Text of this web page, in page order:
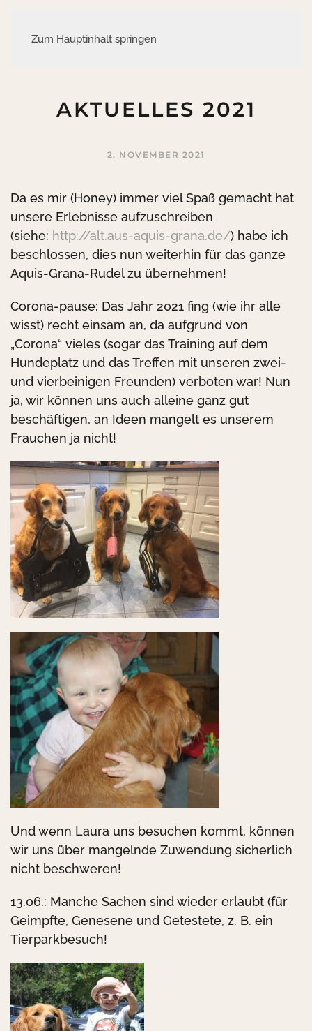
Zum Hauptinhalt springen
AKTUELLES 2021
2. NOVEMBER 2021
Da es mir (Honey) immer viel Spaß gemacht hat
unsere Erlebnisse aufzuschreiben
(siehe: http://alt.aus-aquis-grana.de/) habe ich
beschlossen, dies nun weiterhin für das ganze
Aquis-Grana-Rudel zu übernehmen!
Corona-pause: Das Jahr 2021 fing (wie ihr alle
wisst) recht einsam an, da aufgrund von
„Corona“ vieles (sogar das Training auf dem
Hundeplatz und das Treffen mit unseren zwei-
und vierbeinigen Freunden) verboten war! Nun
ja, wir können uns auch alleine ganz gut
beschäftigen, an Ideen mangelt es unserem
Frauchen ja nicht!
Und wenn Laura uns besuchen kommt, können
wir uns über mangelnde Zuwendung sicherlich
nicht beschweren!
13.06.: Manche Sachen sind wieder erlaubt (für
Geimpfte, Genesene und Getestete, z. B. ein
Tierparkbesuch!